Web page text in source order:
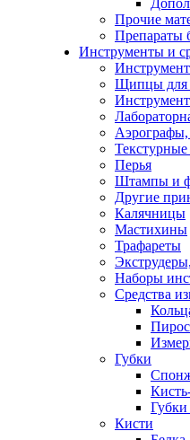
Прочие
Препараты
Инструменты и
Щипцы для
Аэрографы,
Перья
Штампы и
Другие
Калячницы
Мастихины
Трафареты
Наборы
Средства
Губки
Кисти